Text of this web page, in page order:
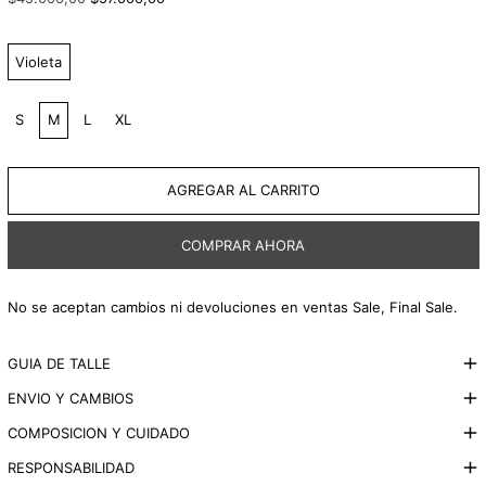
Color:
Violeta
Talle:
S
M L XL
AGREGAR AL CARRITO
COMPRAR AHORA
No se aceptan cambios ni devoluciones en ventas Sale, Final Sale.
GUIA DE TALLE
ENVIO Y CAMBIOS
COMPOSICION Y CUIDADO
RESPONSABILIDAD